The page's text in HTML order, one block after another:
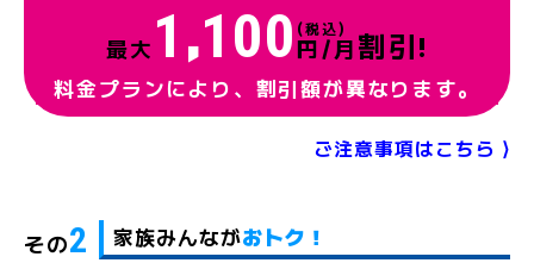
最大 1 ,100円/月
(税込)
割引!
料金プランにより、割引額が異なります。
ご注意事項はこちら ⟩
その2 家族みんながおトク！